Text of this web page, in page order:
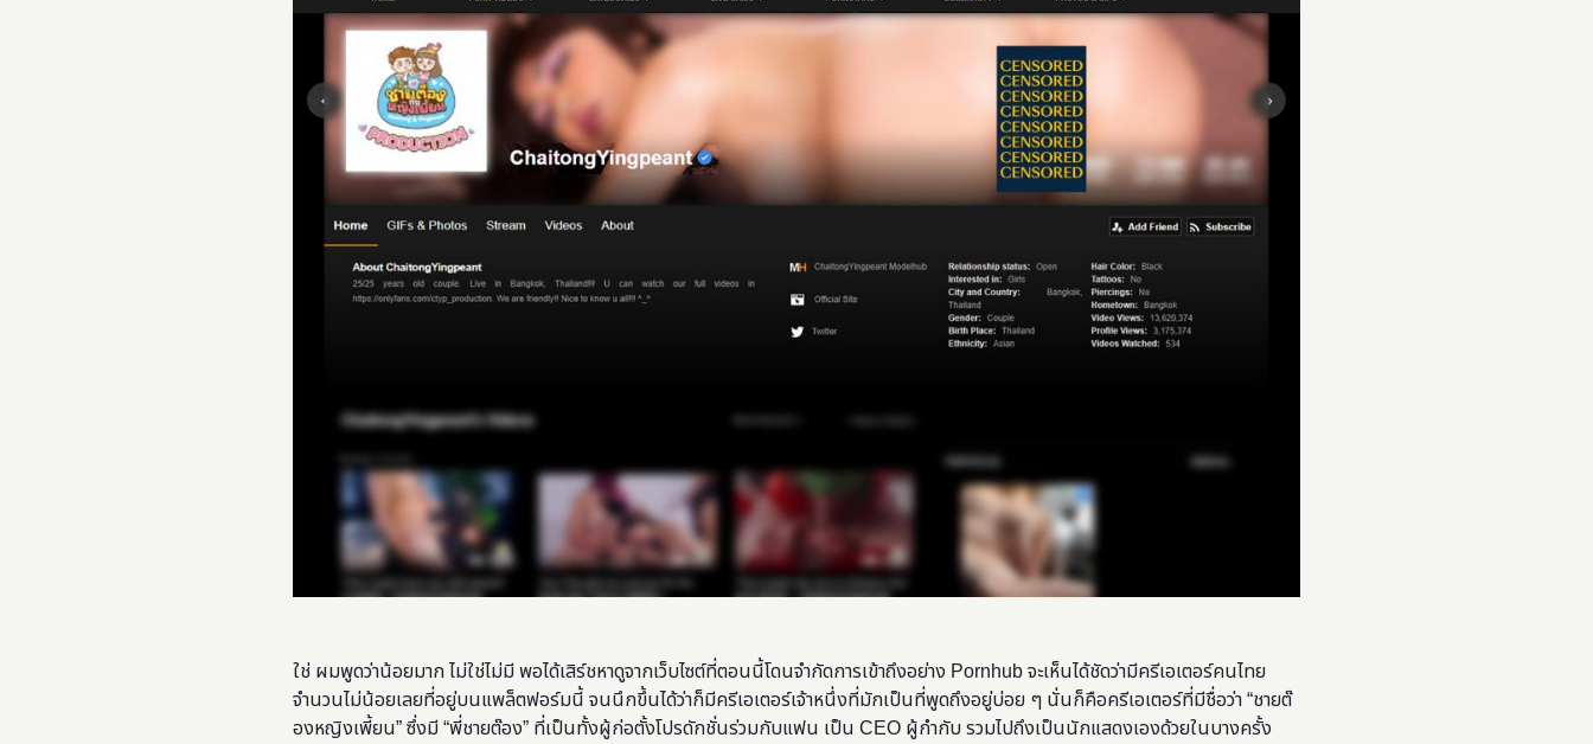
ใช่ ผมพูดว่าน้อยมาก ไม่ใช่ไม่มี พอได้เสิร์ชหาดูจากเว็บไซต์ที่ตอนนี้โดนจำกัดการเข้าถึงอย่าง Pornhub จะเห็นได้ชัดว่ามีครีเอเตอร์คนไทย
จำนวนไม่น้อยเลยที่อยู่บนแพล็ตฟอร์มนี้ จนนึกขึ้นได้ว่าก็มีครีเอเตอร์เจ้าหนึ่งที่มักเป็นที่พูดถึงอยู่บ่อย ๆ นั่นก็คือครีเอเตอร์ที่มีชื่อว่า “ชายต๊
องหญิงเพี้ยน” ซึ่งมี “พี่ชายต๊อง” ที่เป็นทั้งผู้ก่อตั้งโปรดักชั่นร่วมกับแฟน เป็น CEO ผู้กำกับ รวมไปถึงเป็นนักแสดงเองด้วยในบางครั้ง